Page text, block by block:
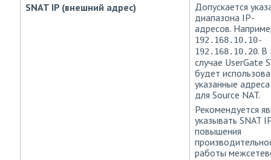
SNAT IP (внешний адрес)
Допускается
диапазона IP-
адресов.
192.168.10.10-
192.168.10.20. В
случае UserGate
будет
указанные адреса
для Source NAT.
Рекомендуется
указывать SNAT
повышения
работы